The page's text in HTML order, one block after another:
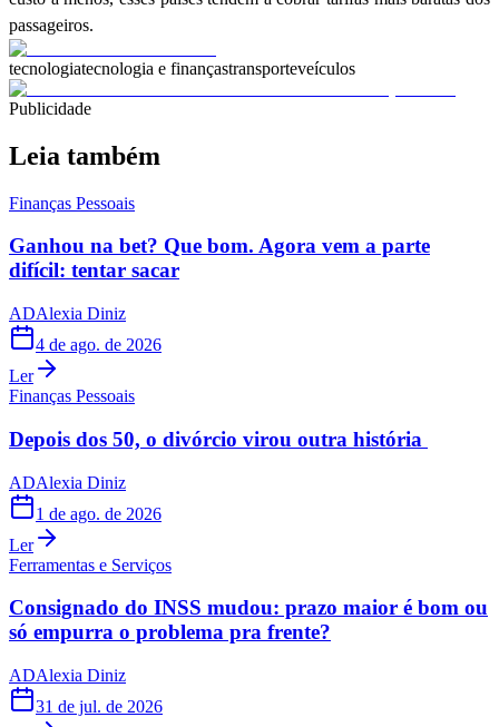
passageiros.
tecnologiatecnologia e finançastransporteveículos
Publicidade
Leia também
Finanças Pessoais
Ganhou na bet? Que bom. Agora vem a parte
difícil: tentar sacar
ADAlexia Diniz
4 de ago. de 2026
Ler
Finanças Pessoais
Depois dos 50, o divórcio virou outra história
ADAlexia Diniz
1 de ago. de 2026
Ler
Ferramentas e Serviços
Consignado do INSS mudou: prazo maior é bom ou
só empurra o problema pra frente?
ADAlexia Diniz
31 de jul. de 2026